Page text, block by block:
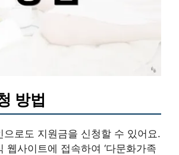
방법
으로도 지원금을 신청할 수 있어요.
웹사이트에 접속하여 ‘다문화가족